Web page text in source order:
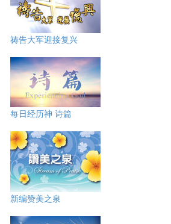
祷告大军迎接复兴
每日经历神 诗篇
新编赞美之泉